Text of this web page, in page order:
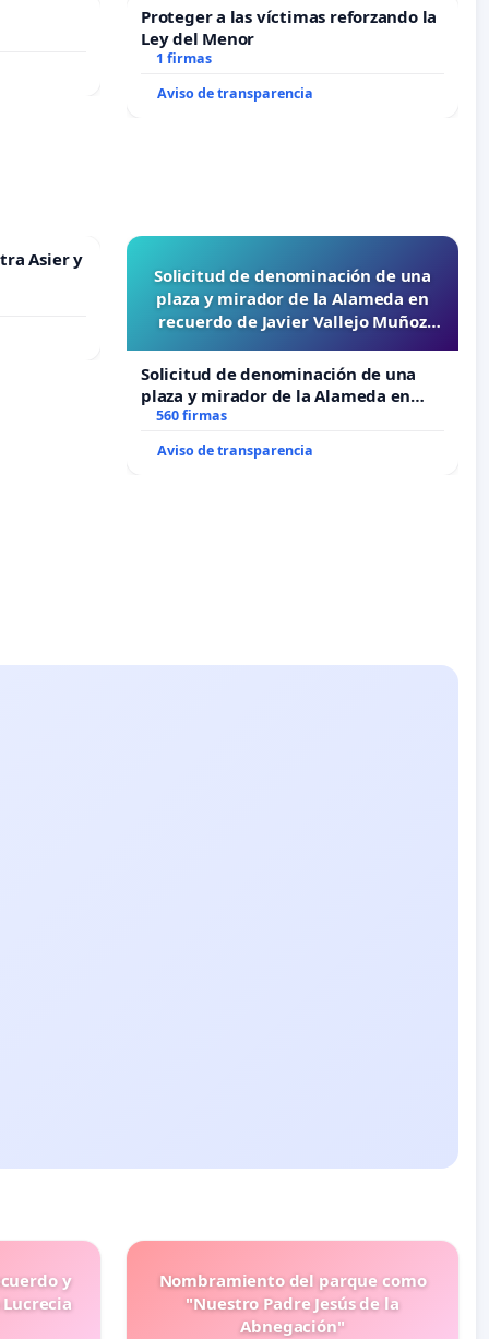
Proteger a las víctimas reforzando la
Ley del Menor
1 firmas
Aviso de transparencia
Asier y
Solicitud de denominación de una
plaza y mirador de la Alameda en
recuerdo de Javier Vallejo Muñoz
Solicitud de denominación de una
plaza y mirador de la Alameda en
recuerdo de Javier Vallejo Muñoz
560 firmas
Aviso de transparencia
y
Nombramiento del parque como
"Nuestro Padre Jesús de la
Abnegación"